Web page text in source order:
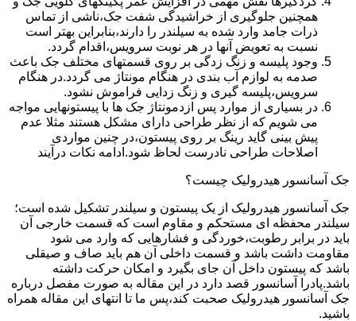
همچنین جلوگیری از خراشیدگی شفت جک،ناشی از تماس
ذرات جامد وارد شده به سیلندر را دارند،بنابراین بهتر است
نسبت به تعویض آنها در هر نوبت سرویس،اقدام گردد.
وجود پلیسه و زنگ زدگی بر روی قسمتهای مختلف جک باعث
صدمه به لوازم آب بندی در هنگام مونتاژ می گردد.در هنگام
سرویس،پلیسه گیری و زنگ زدایی فراموش نشود.
در بسیاری از موارد پس ازدمونتاژ جک ها با پیستونهایی مواجه
می شویم که از نظر طراحی دارای مشکل هستند مثلا عدم
پیش بینی گاید رینگ بر روی پیستون،در چنین مواردی
اصلاحات طراحی نادرست لحاظ شود.ادامه نکات درآیند
جک آسانسور هیدرولیک چیست؟
جک آسانسور هیدرولیک از یک پیستون و سیلندر تشکیل شده است؛
سیلندر محفظه ای مستحکم و مقاوم است که قسمت خارجی آن
باید در برابر رطوبت،خوردگی و فشارهایی که وارد می شود
مقاومت داشت باشد و قسمت داخلی آن هم باید صاف و صیقلی
باشد که پیستون داخل آن جای بگیرد و امکان حرکت داشته
باشد.پادرا آسانسور قصد دارد در این مقاله به صورت مفصل درباره
جک آسانسور هیدرولیک صحبت کند،پس ما تا انتهای این مقاله همراه
باشید.